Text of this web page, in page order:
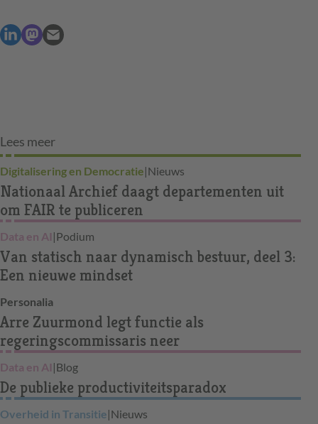
Lees meer
Digitalisering en Democratie|Nieuws
Nationaal Archief daagt departementen uit
om FAIR te publiceren
Data en AI |Podium
Van statisch naar dynamisch bestuur, deel 3:
Een nieuwe mindset
Personalia
Arre Zuurmond legt functie als
regeringscommissaris neer
Data en AI |Blog
De publieke productiviteitsparadox
Overheid in Transitie|Nieuws